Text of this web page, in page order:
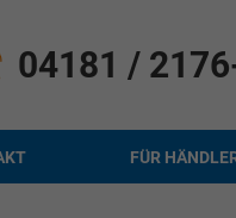
04181 /
FÜR